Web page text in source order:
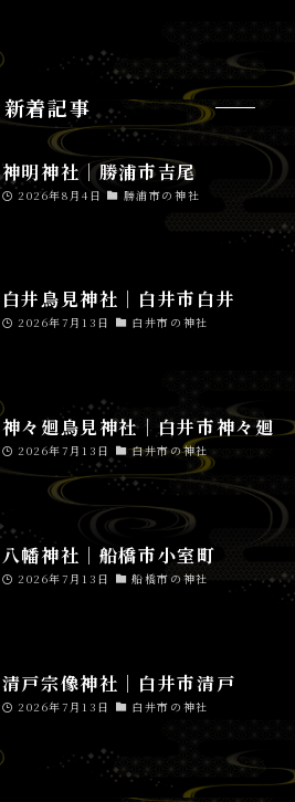
新着記事
神明神社│勝浦市吉尾
2026年8月4日 勝浦市の神社
白井鳥見神社│白井市白井
2026年7月13日 白井市の神社
神々廻鳥見神社│白井市神々廻
2026年7月13日 白井市の神社
八幡神社│船橋市小室町
2026年7月13日 船橋市の神社
清戸宗像神社│白井市清戸
2026年7月13日 白井市の神社